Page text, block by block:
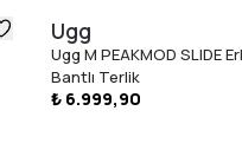
Ugg
Ugg M PEAKMOD SLIDE
Bantlı Terlik
₺ 6.999,90